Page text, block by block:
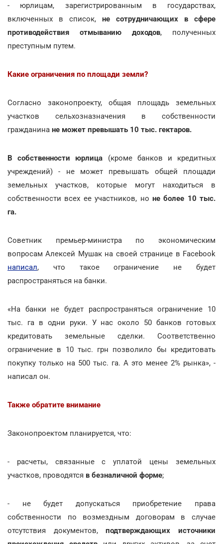
- юрлицам, зарегистрированным в государствах,
включенных в список, не сотрудничающих в сфере
противодействия отмыванию доходов, полученных
преступным путем.
Какие ограничения по площади земли?
Согласно законопроекту, общая площадь земельных
участков сельхозназначения в собственности
гражданина не может превышать 10 тыс. гектаров.
В собственности юрлица (кроме банков и кредитных
учреждений) - не может превышать общей площади
земельных участков, которые могут находиться в
собственности всех ее участников, но не более 10 тыс.
га.
Советник премьер-министра по экономическим
вопросам Алексей Мушак на своей странице в Facebook
написал, что такое ограничение не будет
распространяться на банки.
«На банки не будет распространяться ограничение 10
тыс. га в одни руки. У нас около 50 банков готовых
кредитовать земельные сделки. Соответственно
ограничение в 10 тыс. грн позволило бы кредитовать
покупку только на 500 тыс. га. А это менее 2% рынка», -
написал он.
Также обратите внимание
Законопроектом планируется, что:
- расчеты, связанные с уплатой цены земельных
участков, проводятся в безналичной форме;
- не будет допускаться приобретение права
собственности по возмездным договорам в случае
отсутствия документов,подтверждающих источники